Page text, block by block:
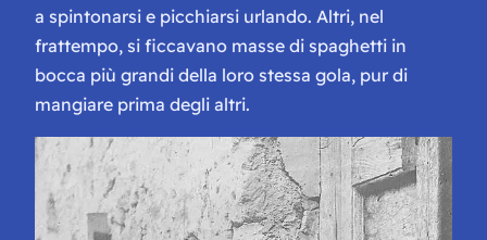
a spintonarsi e picchiarsi urlando. Altri, nel
frattempo, si ficcavano masse di spaghetti in
bocca più grandi della loro stessa gola, pur di
mangiare prima degli altri.